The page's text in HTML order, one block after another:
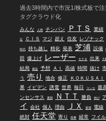
過去3時間内で市況1/株式板で
タグクラウド化
みんな 人間 チンパン ＰＴＳ 業績
近 ＣＩＳ マジ 超え 住友 レゾナック
時代 持ち越し 精化 発表 芝浦 設備
田
爆上げ レーザー モテる 出来 大
結局
爆益 予想 ＡＩ 高値 時間 抜け
う
売り 地合 修正 ＫＯＫＵＳＡＩ
果 イビデン 誘電 世界 毎日 コンセ 最
ンセンサス
通期 ＮＴＴ 勝負 伸び
イ
会社 個人 理由 ＪＸ 退場 電線
絶対 任天堂 寄り 商事 経常 フイ